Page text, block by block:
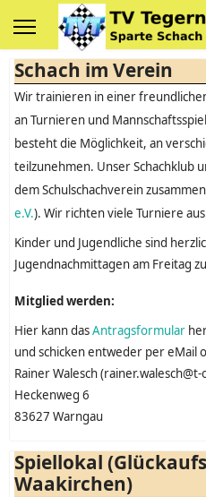
Schach im Verein
Wir trainieren in einer
an Turnieren und
besteht die Möglichkeit, an
teilzunehmen. Unser Schachklub
dem Schulschachverein
e.V.). Wir richten viele Turniere
Kinder und Jugendliche sind
Jugendnachmittagen am Freitag
Mitglied werden:
Hier kann dasAntragsformular
und schicken entweder per eMail
Rainer Walesch
Heckenweg 6
83627 Warngau
Spiellokal
Waakirchen)